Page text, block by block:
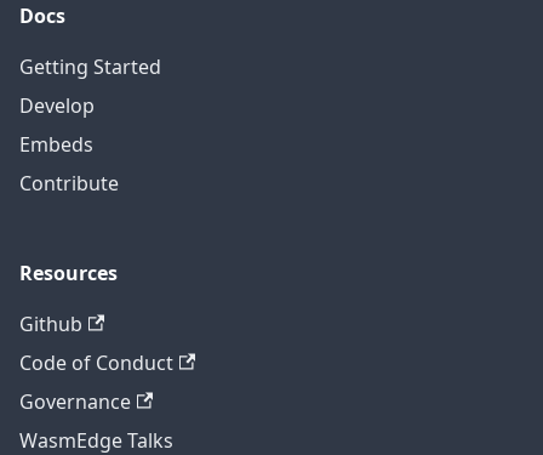
Docs
Getting Started
Develop
Embeds
Contribute
Resources
Github
Code of Conduct
Governance
WasmEdge Talks